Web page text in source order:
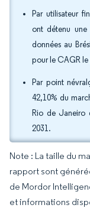
Par utilisateur
ont détenu
données au
pour le CAGR le
Par point
42,10% du
Rio de Janeiro
2031.
Note : La taille du
rapport sont
de Mordor
et informations